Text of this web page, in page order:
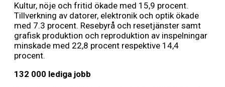
Kultur, nöje och fritid ökade med 15,9 procent.
Tillverkning av datorer, elektronik och optik ökade
med 7.3 procent. Resebyrå och resetjänster samt
grafisk produktion och reproduktion av inspelningar
minskade med 22,8 procent respektive 14,4
procent.
132 000 lediga jobb